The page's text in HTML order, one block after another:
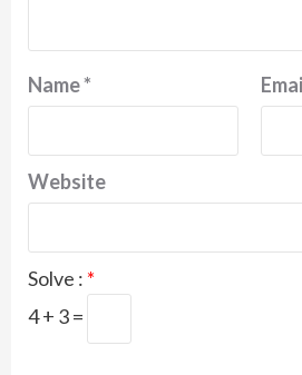
Name*
Website
Solve : *
4 + 3 =